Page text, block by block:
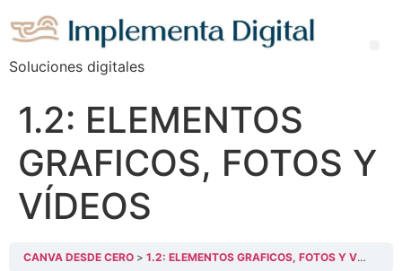
Soluciones digitales
1.2: ELEMENTOS
GRAFICOS, FOTOS Y
VÍDEOS
CANVA DESDE CERO 1.2: ELEMENTOS GRAFICOS, FOTOS Y VÍDEOS